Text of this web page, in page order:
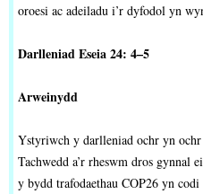
oroesi ac adeiladu i’r dyfodol yn
Darlleniad Eseia 24: 4–5
Arweinydd
Ystyriwch y darlleniad ochr yn
Tachwedd a’r rheswm dros gynnal
y bydd trafodaethau COP26 yn